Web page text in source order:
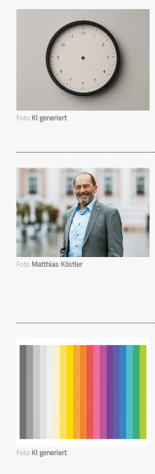
Foto KI generiert
Foto Matthias Köstler
Foto KI generiert